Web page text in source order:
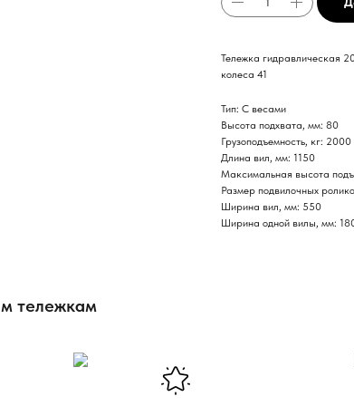
Тележка гидравлическая
колеса 41
Тип: С весами
Высота подхвата, мм: 80
Грузоподъемность, кг: 2000
Длина вил, мм: 1150
Максимальная высота
Размер подвилочных
Ширина вил, мм: 550
Ширина одной вилы, мм:
тележкам